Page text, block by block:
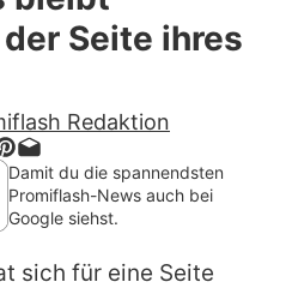
auf Promiflash
Richtlinien
Seite ihres
Redaktion
Damit du die spannendsten
Promiflash-News auch bei
Google siehst.
sich für eine Seite